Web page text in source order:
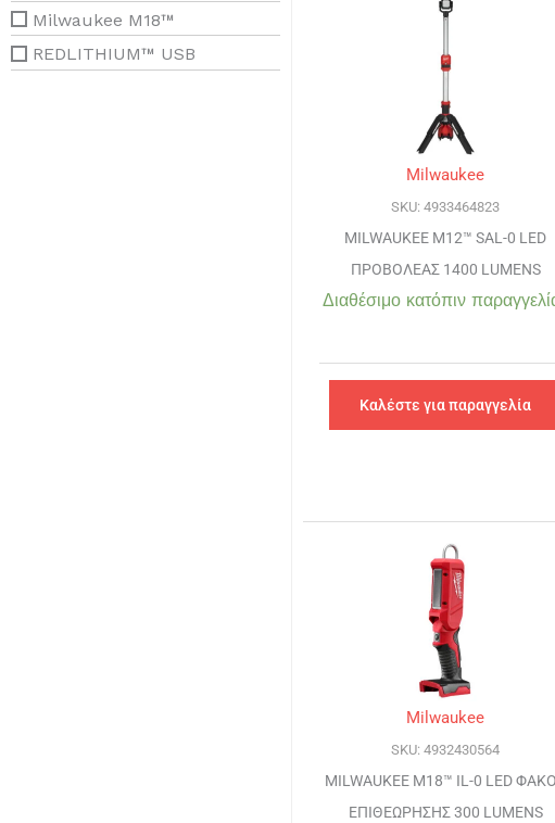
Milwaukee M18™
REDLITHIUM™ USB
Milwaukee
SKU: 4933464823
MILWAUKEE M12™ SAL-0 LED
ΠΡΟΒΟΛΕΑΣ 1400 LUMENS
Διαθέσιμο κατόπιν
Καλέστε για παραγγελία
Milwaukee
SKU: 4932430564
MILWAUKEE M18™ IL-0 LED
ΕΠΙΘΕΩΡΗΣΗΣ 300 LUMENS